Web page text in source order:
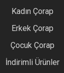
Kadın Çorap
Erkek Çorap
Çocuk Çorap
İndirimli Ürünler